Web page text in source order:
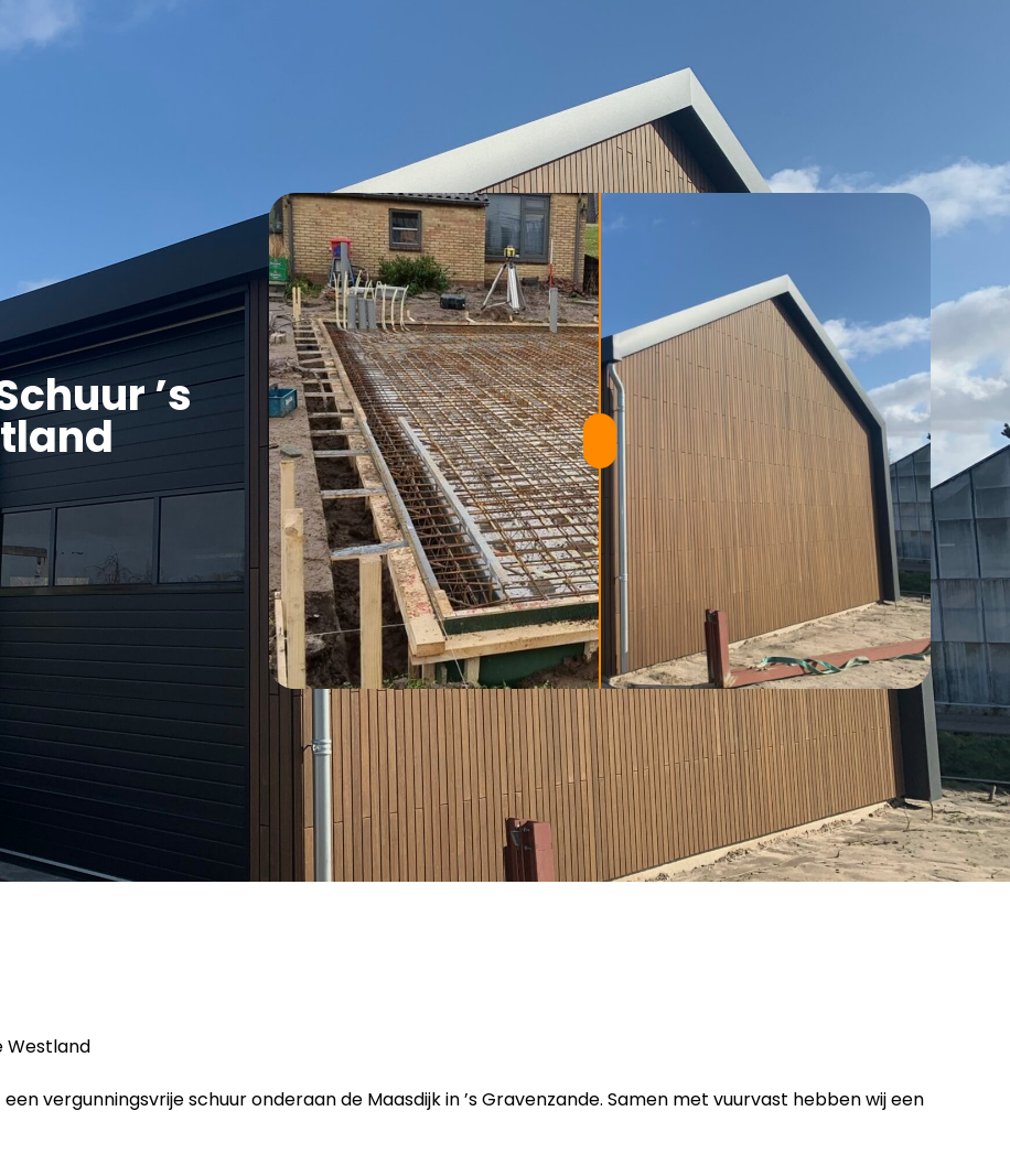
Offerte aanvragen
’s
Westland
vergunningsvrije schuur onderaan de Maasdijk in ’s Gravenzande. Samen met vuurvast hebben wij een